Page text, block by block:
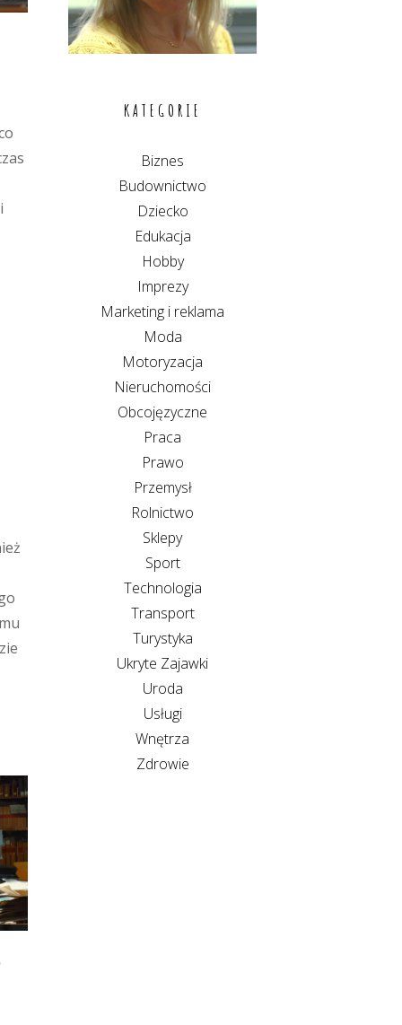
KATEGORIE
Biznes
Budownictwo
Dziecko
Edukacja
Hobby
Imprezy
Marketing i reklama
Moda
Motoryzacja
Nieruchomości
Obcojęzyczne
Praca
Prawo
Przemysł
Rolnictwo
Sklepy
Sport
Technologia
Transport
Turystyka
Ukryte Zajawki
Uroda
Usługi
Wnętrza
Zdrowie